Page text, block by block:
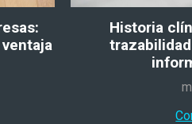
Historia